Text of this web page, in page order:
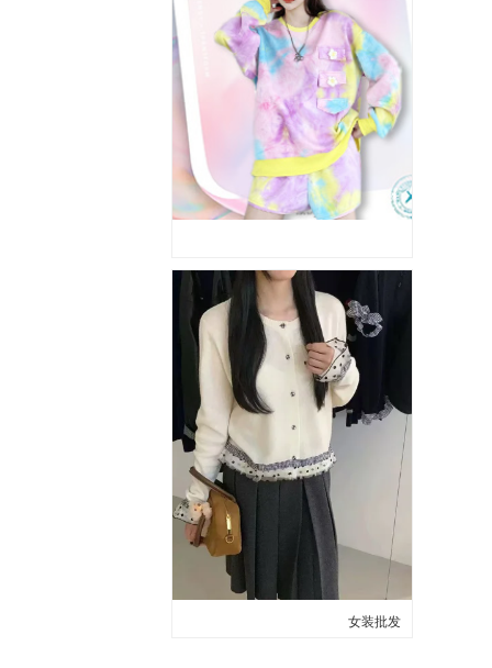
女装批发